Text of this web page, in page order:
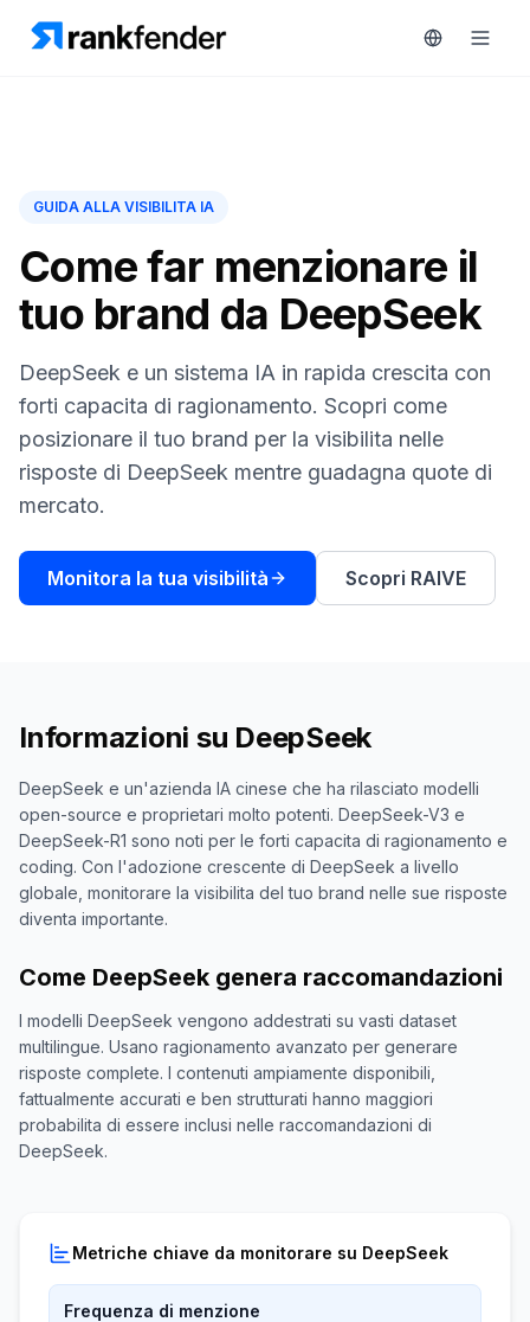
RAIVE
Engine
Monitoraggio
concorrenti
Intelligenza
AGISCI
ANALIZZA
Report
e
analisi
Soluzioni
Risorse
Strumenti
gratuiti
Prezzi
Prenota
GUIDA ALLA VISIBILITA IA
Come far menzionare il
tuo brand da DeepSeek
DeepSeek e un sistema IA in rapida crescita con
forti capacita di ragionamento. Scopri come
posizionare il tuo brand per la visibilita nelle
risposte di DeepSeek mentre guadagna quote di
mercato.
Monitora la tua visibilità Scopri RAIVE
Informazioni su DeepSeek
DeepSeek e un'azienda IA cinese che ha rilasciato modelli
open-source e proprietari molto potenti. DeepSeek-V3 e
DeepSeek-R1 sono noti per le forti capacita di ragionamento e
coding. Con l'adozione crescente di DeepSeek a livello
globale, monitorare la visibilita del tuo brand nelle sue risposte
diventa importante.
Come DeepSeek genera raccomandazioni
I modelli DeepSeek vengono addestrati su vasti dataset
multilingue. Usano ragionamento avanzato per generare
risposte complete. I contenuti ampiamente disponibili,
fattualmente accurati e ben strutturati hanno maggiori
probabilita di essere inclusi nelle raccomandazioni di
DeepSeek.
Metriche chiave da monitorare su DeepSeek
Frequenza di menzione